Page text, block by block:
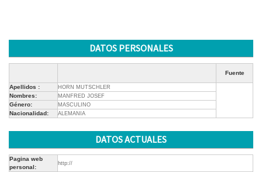
DATOS PERSONALES
Fuente
Apellidos : HORN MUTSCHLER
Nombres: MANFRED JOSEF
Género: MASCULINO
Nacionalidad: ALEMANIA
DATOS ACTUALES
Pagina web
personal:
http://